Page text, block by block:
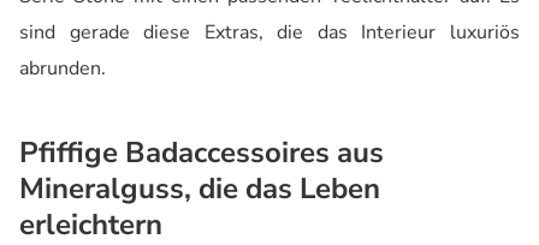
sind gerade diese Extras, die das Interieur luxuriös
abrunden.
Pfiffige Badaccessoires aus
Mineralguss, die das Leben
erleichtern